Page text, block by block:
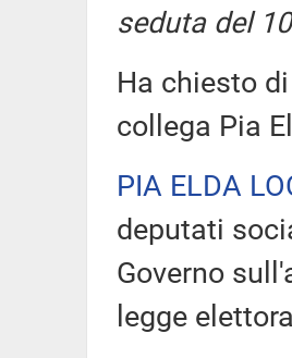
seduta del
Ha chiesto
collega Pia
PIA ELDA
deputati
Governo
legge